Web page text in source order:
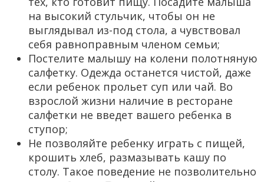
на высокий стульчик, чтобы он не
выглядывал из-под стола, а чувствовал
себя равноправным членом семьи;
Постелите малышу на колени полотняную
салфетку. Одежда останется чистой, даже
если ребенок прольет суп или чай. Во
взрослой жизни наличие в ресторане
салфетки не введет вашего ребенка в
ступор;
Не позволяйте ребенку играть с пищей,
крошить хлеб, размазывать кашу по
столу. Такое поведение не позволительно